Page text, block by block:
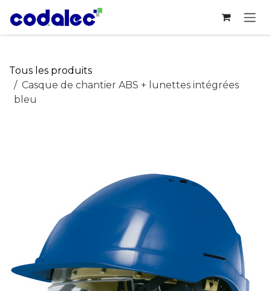
Se rendre au contenu
Tous les produits
Casque de chantier ABS + lunettes intégrées
bleu